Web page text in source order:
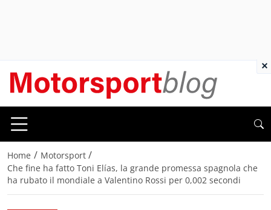
Home / Motorsport /
Che fine ha fatto Toni Elías, la grande promessa spagnola che
ha rubato il mondiale a Valentino Rossi per 0,002 secondi
×